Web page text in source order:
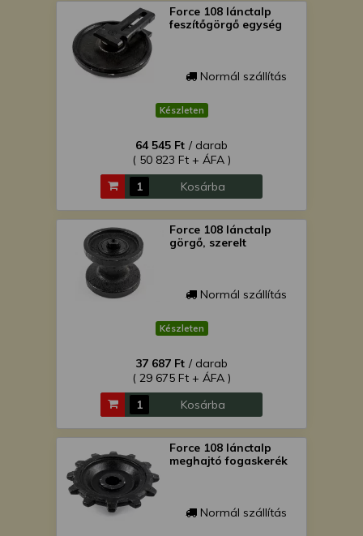
Force 108 lánctalp
feszítőgörgő egység
Normál szállítás
Készleten
64 545 Ft / darab
( 50 823 Ft + ÁFA )
Kosárba
Force 108 lánctalp
görgő, szerelt
Normál szállítás
Készleten
37 687 Ft / darab
( 29 675 Ft + ÁFA )
Kosárba
Force 108 lánctalp
meghajtó fogaskerék
Normál szállítás